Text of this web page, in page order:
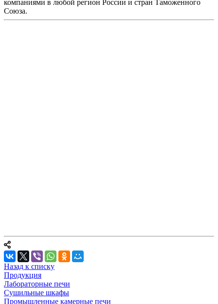
компаниями в любой регион России и стран Таможенного
Союза.
Назад к списку
Продукция
Лабораторные печи
Сушильные шкафы
Промышленные камерные печи